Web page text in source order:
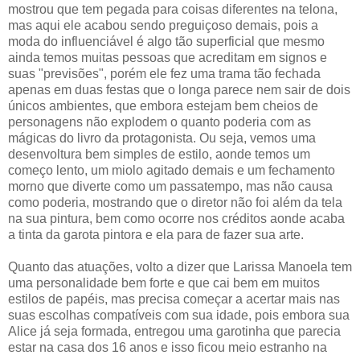
mostrou que tem pegada para coisas diferentes na telona,
mas aqui ele acabou sendo preguiçoso demais, pois a
moda do influenciável é algo tão superficial que mesmo
ainda temos muitas pessoas que acreditam em signos e
suas "previsões", porém ele fez uma trama tão fechada
apenas em duas festas que o longa parece nem sair de dois
únicos ambientes, que embora estejam bem cheios de
personagens não explodem o quanto poderia com as
mágicas do livro da protagonista. Ou seja, vemos uma
desenvoltura bem simples de estilo, aonde temos um
começo lento, um miolo agitado demais e um fechamento
morno que diverte como um passatempo, mas não causa
como poderia, mostrando que o diretor não foi além da tela
na sua pintura, bem como ocorre nos créditos aonde acaba
a tinta da garota pintora e ela para de fazer sua arte.
Quanto das atuações, volto a dizer que Larissa Manoela tem
uma personalidade bem forte e que cai bem em muitos
estilos de papéis, mas precisa começar a acertar mais nas
suas escolhas compatíveis com sua idade, pois embora sua
Alice já seja formada, entregou uma garotinha que parecia
estar na casa dos 16 anos e isso ficou meio estranho na